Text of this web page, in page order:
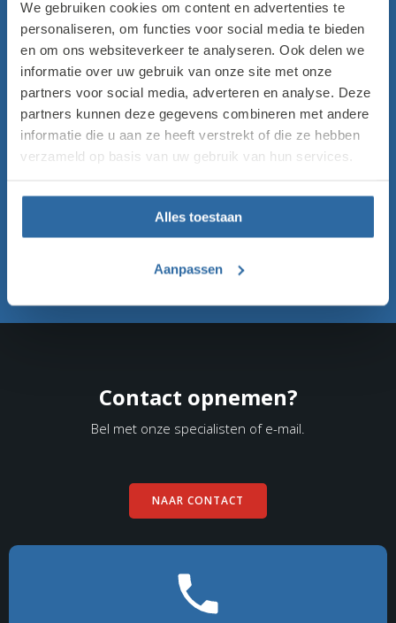
We gebruiken cookies om content en advertenties te
personaliseren, om functies voor social media te bieden
en om ons websiteverkeer te analyseren. Ook delen we
informatie over uw gebruik van onze site met onze
partners voor social media, adverteren en analyse. Deze
partners kunnen deze gegevens combineren met andere
informatie die u aan ze heeft verstrekt of die ze hebben
verzameld op basis van uw gebruik van hun services.
Alles toestaan
Aanpassen
aansluit op de specifieke behoeften van zowel MKB-
bedrijven als grootschalige ondernemingen.
Contact opnemen?
Bel met onze specialisten of e-mail.
NAAR CONTACT